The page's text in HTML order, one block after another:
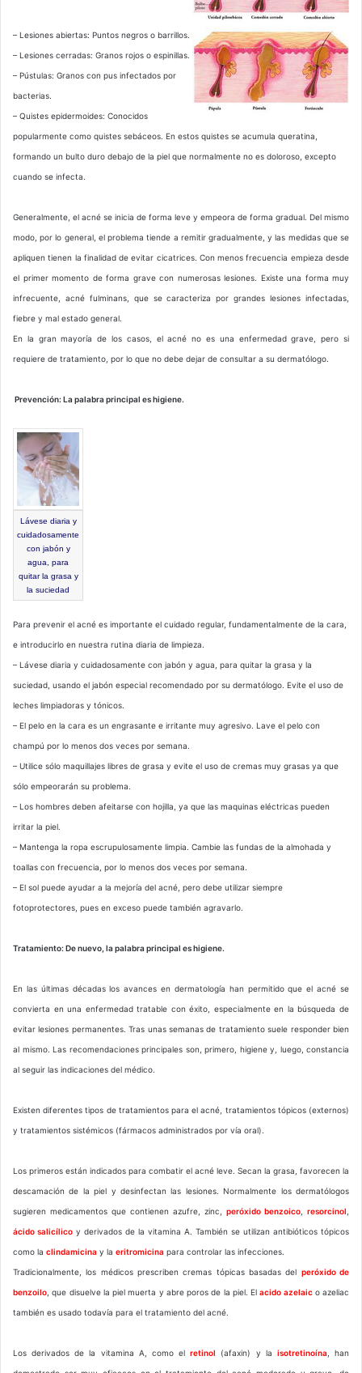
– Lesiones abiertas: Puntos negros o barrillos.
– Lesiones cerradas: Granos rojos o espinillas.
– Pústulas: Granos con pus infectados por
bacterias.
– Quistes epidermoides: Conocidos
popularmente como quistes sebáceos. En estos quistes se acumula queratina,
formando un bulto duro debajo de la piel que normalmente no es doloroso, excepto
cuando se infecta.
Generalmente, el acné se inicia de forma leve y empeora de forma gradual. Del mismo
modo, por lo general, el problema tiende a remitir gradualmente, y las medidas que se
apliquen tienen la finalidad de evitar cicatrices. Con menos frecuencia empieza desde
el primer momento de forma grave con numerosas lesiones. Existe una forma muy
infrecuente, acné fulminans, que se caracteriza por grandes lesiones infectadas,
fiebre y mal estado general.
En la gran mayoría de los casos, el acné no es una enfermedad grave, pero si
requiere de tratamiento, por lo que no debe dejar de consultar a su dermatólogo.
Prevención: La palabra principal es higiene.
Lávese diaria y
cuidadosamente
con jabón y
agua, para
quitar la grasa y
la suciedad
Para prevenir el acné es importante el cuidado regular, fundamentalmente de la cara,
e introducirlo en nuestra rutina diaria de limpieza.
– Lávese diaria y cuidadosamente con jabón y agua, para quitar la grasa y la
suciedad, usando el jabón especial recomendado por su dermatólogo. Evite el uso de
leches limpiadoras y tónicos.
– El pelo en la cara es un engrasante e irritante muy agresivo. Lave el pelo con
champú por lo menos dos veces por semana.
– Utilice sólo maquillajes libres de grasa y evite el uso de cremas muy grasas ya que
sólo empeorarán su problema.
– Los hombres deben afeitarse con hojilla, ya que las maquinas eléctricas pueden
irritar la piel.
– Mantenga la ropa escrupulosamente limpia. Cambie las fundas de la almohada y
toallas con frecuencia, por lo menos dos veces por semana.
– El sol puede ayudar a la mejoría del acné, pero debe utilizar siempre
fotoprotectores, pues en exceso puede también agravarlo.
Tratamiento: De nuevo, la palabra principal es higiene.
En las últimas décadas los avances en dermatología han permitido que el acné se
convierta en una enfermedad tratable con éxito, especialmente en la búsqueda de
evitar lesiones permanentes. Tras unas semanas de tratamiento suele responder bien
al mismo. Las recomendaciones principales son, primero, higiene y, luego, constancia
al seguir las indicaciones del médico.
Existen diferentes tipos de tratamientos para el acné, tratamientos tópicos (externos)
y tratamientos sistémicos (fármacos administrados por vía oral).
Los primeros están indicados para combatir el acné leve. Secan la grasa, favorecen la
descamación de la piel y desinfectan las lesiones. Normalmente los dermatólogos
sugieren medicamentos que contienen azufre, zinc, peróxido benzoico resorcinol
ácido salicílico y derivados de la vitamina A. También se utilizan antibióticos tópicos
como la clindamicina y la eritromicina para controlar las infecciones.
Tradicionalmente, los médicos prescriben cremas tópicas basadas del peróxido de
benzoilo , que disuelve la piel muerta y abre poros de la piel. Elacido azelaico azeliac
también es usado todavía para el tratamiento del acné.
Los derivados de la vitamina A, como elretinol (afaxin) y la isotretinoína, han